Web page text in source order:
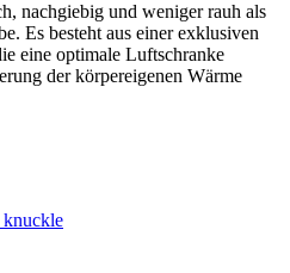
nachgiebig und weniger rauh als
Es besteht aus einer exklusiven
eine optimale Luftschranke
der körpereigenen Wärme
knuckle